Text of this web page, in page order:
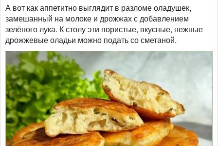
А вот как аппетитно выглядит в разломе оладушек,
замешанный на молоке и дрожжах с добавлением
зелёного лука. К столу эти пористые, вкусные, нежные
дрожжевые оладьи можно подать со сметаной.